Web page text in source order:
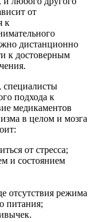
от
к
дистанционно
к достоверным
специалисты
подхода к
медикаментов
в целом и мозга
от стресса;
и состоянием
отсутствия режима
питания;